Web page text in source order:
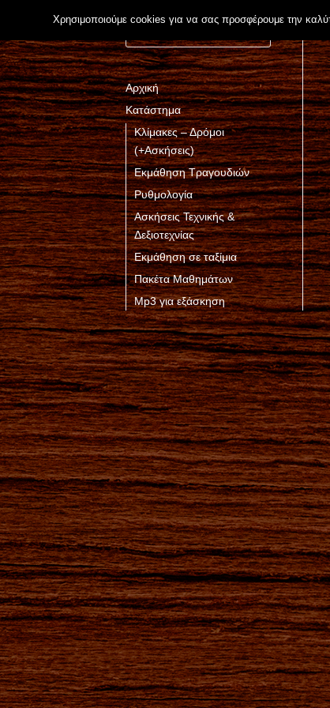
Μεταπηδήστε
περιεχόμενο
Α
ν
α
ζ
ή
τ
η
σ
η
γ
ι
α
:
ΑΖ
ΉΤ
ΗΣ
Η
Αρχική
Κατάστημα
Κλίμακες – Δρόμοι
(+Ασκήσεις)
Εκμάθηση Τραγουδιών
Ρυθμολογία
Ασκήσεις Τεχνικής &
Δεξιοτεχνίας
Εκμάθηση σε ταξίμια
Πακέτα Μαθημάτων
Mp3 για εξάσκηση
Χρησιμοποιούμε cookies για να σας προσφέρουμε την